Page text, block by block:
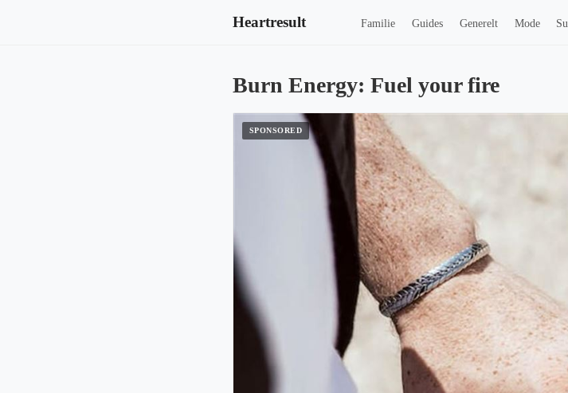
Heartresult Familie Guides Generelt Mode
Burn Energy: Fuel your fire